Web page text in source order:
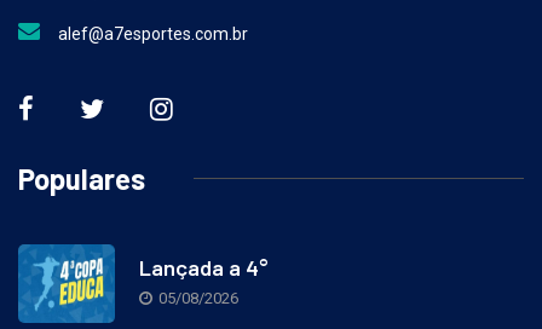
alef@a7esportes.com.br
Populares
Lançada a 4°
05/08/2026